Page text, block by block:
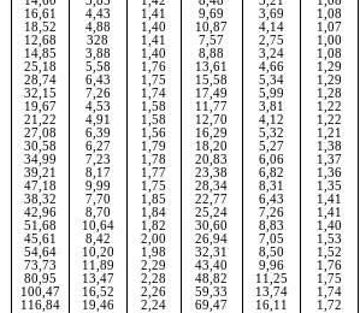
16,61
18,52
4,43
4,88
1,41
1,40
9,69
10,87
3,69
4,14
1,08
1,07
12,68
14,85
328
3,88
1,41
1,40
7,57
8,88
2,75
3,24
1,00
1,08
25,18
28,74
32,15
5,58
6,43
7,26
1,76
1,75
1,74
13,61
15,58
17,49
4,66
5,34
5,99
1,29
1,29
1,28
19,67
21,22
27,08
4,53
4,91
6,39
1,58
1,58
1,56
11,77
12,70
16,29
3,81
4,12
5,32
1,22
1,22
1,21
30,58
34,99
39,21
47,18
6,27
7,23
8,17
9,99
1,79
1,78
1,77
1,75
18,20
20,83
23,38
28,34
5,27
6,06
6,82
8,31
1,38
1,37
1,36
1,35
38,32
42,96
51,68
7,70
8,70
10,64
1,85
1,84
1,82
22,77
25,24
30,60
6,43
7,26
8,83
1,41
1,41
1,40
45,61
54,64
8,42
10,20
2,00
1,98
26,94
32,31
7,05
8,50
1,53
1,52
73,73
80,95
100,47
116,84
11,89
13,47
16,52
19,46
2,29
2,28
2,26
2,24
43,40
48,82
59,33
69,47
9,96
1 1,25
13,74
16,11
1,76
1,75
1,74
1,72